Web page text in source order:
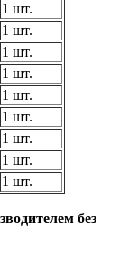
1 шт.
1 шт.
1 шт.
1 шт.
1 шт.
1 шт.
1 шт.
1 шт.
1 шт.
без